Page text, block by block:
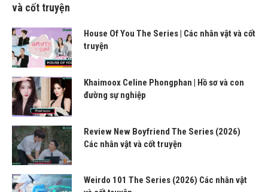
và cốt truyện
House Of You The Series | Các nhân vật và cốt
truyện
Khaimoox Celine Phongphan | Hồ sơ và con
đường sự nghiệp
Review New Boyfriend The Series (2026)
Các nhân vật và cốt truyện
Weirdo 101 The Series (2026) Các nhân vật